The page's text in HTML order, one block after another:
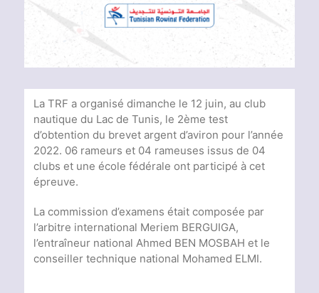
La TRF a organisé dimanche le 12 juin, au club
nautique du Lac de Tunis, le 2ème test
d’obtention du brevet argent d’aviron pour l’année
2022. 06 rameurs et 04 rameuses issus de 04
clubs et une école fédérale ont participé à cet
épreuve.
La commission d’examens était composée par
l’arbitre international Meriem BERGUIGA,
l’entraîneur national Ahmed BEN MOSBAH et le
conseiller technique national Mohamed ELMI.